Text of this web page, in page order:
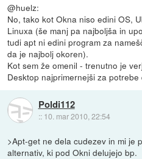
@huelz:
No, tako kot Okna niso edini OS,
Linuxa (še manj pa najboljša in
tudi apt ni edini program za
da je najbolj okoren).
Kot sem že omenil - trenutno je
Desktop najprimernejši za
Poldi112
:: 10. mar 2010, 22:54
>Apt-get ne dela cudezev in mi je
alternativ, ki pod Okni delujejo bp.